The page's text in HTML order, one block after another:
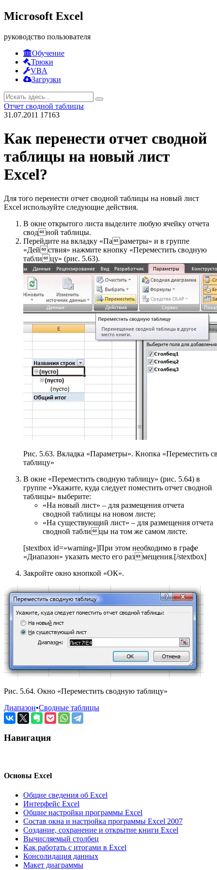
Microsoft Excel
руководство пользователя
Обучение
Трюки
VBA
Загрузки
Отчет сводной таблицы
31.07.2011 17163
Как перенести отчет сводной
таблицы на новый лист
Excel?
Для того перенести отчет сводной таблицы на новый лист
Excel используйте следующие действия.
В окне открытого листа выделите любую ячейку отчета
сводной таблицы.
Перейдите на вкладку «Параметры» и в группе
«Действия» нажмите кнопку «Переместить сводную
таблицу» (рис. 5.63).
Рис. 5.63. Вкладка «Параметры». Кнопка «Переместить
таблицу»
В окне «Переместить сводную таблицу» (рис. 5.64) в
группе «Укажите, куда следует поместить отчет сводной
таблицы» выберите:
«На новый лист» – для размещения отчета
сводной таблицы на новом листе;
«На существующий лист» – для размещения отчета
сводной таблицы на том же самом листе.
[stextbox id=»warning»]При этом необходимо в графе
«Диапазон» указать место его размещения.[/stextbox]
Закройте окно кнопкой «ОК».
Рис. 5.64. Окно «Переместить сводную таблицу»
Диапазон•Сводные таблицы
Навигация
Основы Excel
Общие сведения об Excel
Интерфейс Excel
Общие настройки программы Excel
Состав окна и настройка программы Excel 2007
Создание, сохранение и открытие книги Excel
Вычисляемый столбец
Как работать с итогами в Excel
Консолидация данных
Макет диаграммы